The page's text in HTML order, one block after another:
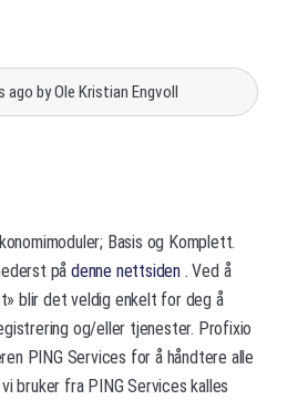
ago byOle Kristian Engvoll
Basis og Komplett.
pådenne nettsiden . Ved å
blir det veldig enkelt for deg å
og/eller tjenester. Profixio
PING Services for å håndtere alle
bruker fra PING Services kalles